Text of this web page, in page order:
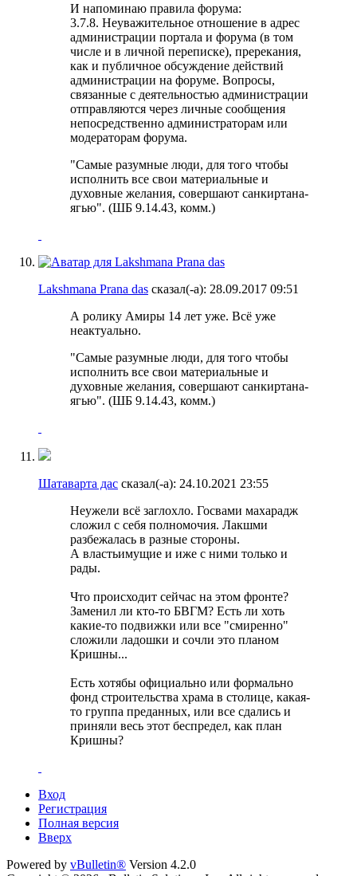
И напоминаю правила форума:
3.7.8. Неуважительное отношение в адрес
администрации портала и форума (в том
числе и в личной переписке), пререкания,
как и публичное обсуждение действий
администрации на форуме. Вопросы,
связанные с деятельностью администрации
отправляются через личные сообщения
непосредственно администраторам или
модераторам форума.
"Самые разумные люди, для того чтобы
исполнить все свои материальные и
духовные желания, совершают санкиртана-
ягью". (ШБ 9.14.43, комм.)
Lakshmana Prana das сказал(-а): 28.09.2017 09:51
А ролику Амиры 14 лет уже. Всё уже
неактуально.
"Самые разумные люди, для того чтобы
исполнить все свои материальные и
духовные желания, совершают санкиртана-
ягью". (ШБ 9.14.43, комм.)
Шатаварта дас сказал(-а): 24.10.2021 23:55
Неужели всё заглохло. Госвами махарадж
сложил с себя полномочия. Лакшми
разбежалась в разные стороны.
А властьимущие и иже с ними только и
рады.
Что происходит сейчас на этом фронте?
Заменил ли кто-то БВГМ? Есть ли хоть
какие-то подвижки или все "смиренно"
сложили ладошки и сочли это планом
Кришны...
Есть хотябы официально или формально
фонд строительства храма в столице, какая-
то группа преданных, или все сдались и
приняли весь этот беспредел, как план
Кришны?
Вход
Регистрация
Полная версия
Вверх
Powered by vBulletin® Version 4.2.0